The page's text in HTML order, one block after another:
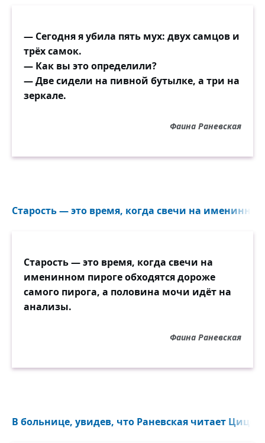
— Сегодня я убила пять мух: двух самцов и
трёх самок.
— Как вы это определили?
— Две сидели на пивной бутылке, а три на
зеркале.
Фаина Раневская
Старость — это время, когда свечи на
Старость — это время, когда свечи на
именинном пироге обходятся дороже
самого пирога, а половина мочи идёт на
анализы.
Фаина Раневская
В больнице, увидев, что Раневская читает